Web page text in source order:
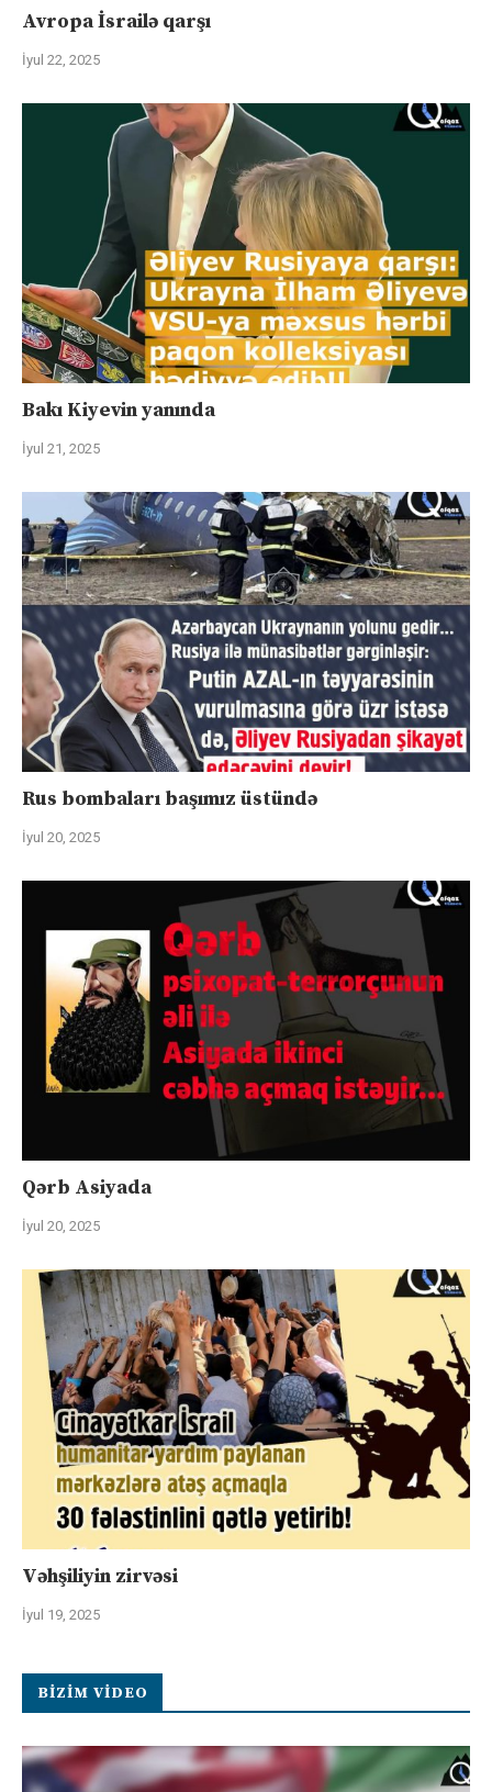
Avropa İsrailə qarşı
İyul 22, 2025
Bakı Kiyevin yanında
İyul 21, 2025
Rus bombaları başımız üstündə
İyul 20, 2025
Qərb Asiyada
İyul 20, 2025
Vəhşiliyin zirvəsi
İyul 19, 2025
BIZIM VIDEO